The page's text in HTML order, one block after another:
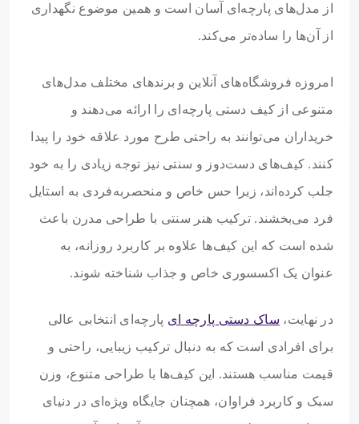
از مدل‌های پارچه‌ای آسان است و همین موضوع نگهداری
از آن‌ها را ساده‌تر می‌کند.
امروزه فروشگاه‌های آنلاین و برندهای مختلف مدل‌های
متنوعی از کیف دستی پارچه‌ای را ارائه می‌دهند و
خریداران می‌توانند به راحتی طرح مورد علاقه خود را پیدا
کنند. کیف‌های دست‌دوز و سنتی نیز توجه زیادی را به خود
جلب کرده‌اند، زیرا حس خاص و منحصربه‌فردی به استایل
فرد می‌بخشند. ترکیب هنر سنتی با طراحی مدرن باعث
شده است که این کیف‌ها علاوه بر کاربرد روزانه، به
عنوان یک اکسسوری خاص و جذاب شناخته شوند.
در نهایت، ساک دستی پارچه ای پارچه‌ای انتخابی عالی
برای افرادی است که به دنبال ترکیب زیبایی، راحتی و
قیمت مناسب هستند. این کیف‌ها با طراحی متنوع، وزن
سبک و کاربرد فراوان، همچنان جایگاه ویژه‌ای در دنیای